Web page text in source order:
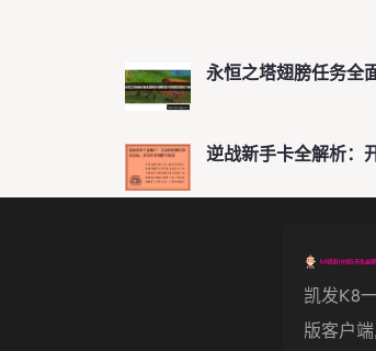
永恒之塔翅膀任务全
逆战新手卡全解析：
凯发k8
版客户端